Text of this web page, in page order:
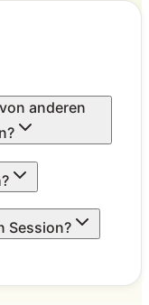
anderen
Session?